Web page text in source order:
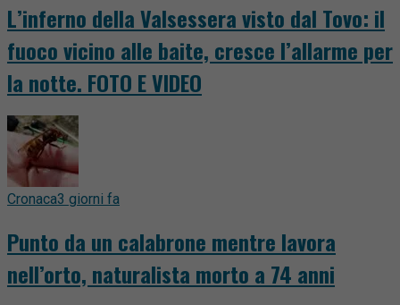
L’inferno della Valsessera visto dal Tovo: il
fuoco vicino alle baite, cresce l’allarme per
la notte. FOTO E VIDEO
Cronaca3 giorni fa
Punto da un calabrone mentre lavora
nell’orto, naturalista morto a 74 anni